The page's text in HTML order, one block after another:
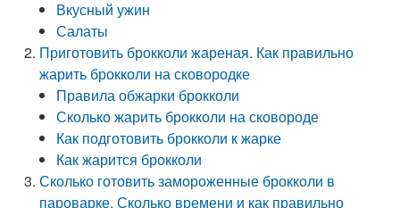
Вкусный ужин
Салаты
Приготовить брокколи жареная. Как правильно
жарить брокколи на сковородке
Правила обжарки брокколи
Сколько жарить брокколи на сковороде
Как подготовить брокколи к жарке
Как жарится брокколи
Сколько готовить замороженные брокколи в
пароварке. Сколько времени и как правильно